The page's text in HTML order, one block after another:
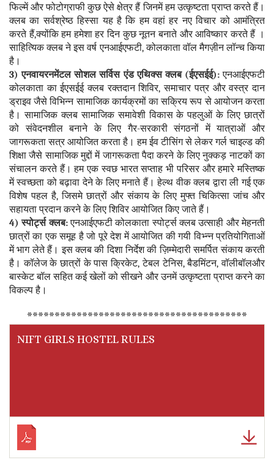
फिल्में और फोटोग्राफी कुछ ऐसे क्षेत्र हैं जिनमें हम उत्कृष्टता प्राप्त करते हैं।
क्लब का सर्वश्रेष्ठ हिस्सा यह है कि हम वहां हर नए विचार को आमंत्रित
करते हैं,क्योंकि हम हमेशा हर दिन कुछ नूतन बनाते और आविष्कार करते हैं ।
साहित्यिक क्लब ने इस वर्ष एनआईएफटी, कोलकाता वॉल मैगज़ीन लॉन्च किया
है।
3) एनवायरनमेंटल सोशल सर्विस एंड एथिक्स क्लब (ईएसईई):एनआईएफटी
कोलकाता का ईएसईई क्लब रक्तदान शिविर, समाचार पत्र और वस्त्र दान
ड्राइव जैसे विभिन्न सामाजिक कार्यक्रमों का सक्रिय रूप से आयोजन करता
है। सामाजिक क्लब सामाजिक समावेशी विकास के पहलुओं के लिए छात्रों
को संवेदनशील बनाने के लिए गैर-सरकारी संगठनों में यात्राओं और
जागरूकता सत्र आयोजित करता है। हम ईव टीसिंग से लेकर गर्ल चाइल्ड की
शिक्षा जैसे सामाजिक मुद्दों में जागरूकता पैदा करने के लिए नुक्कड़ नाटकों का
संचालन करते हैं। हम एक स्वछ भारत सप्ताह भी परिसर और हमारे मस्तिष्क
में स्वच्छता को बढ़ावा देने के लिए मनाते हैं। हेल्थ वीक क्लब द्वारा ली गई एक
विशेष पहल है, जिसमे छात्रों और संकाय के लिए मुफ्त चिकित्सा जांच और
सहायता प्रदान करने के लिए शिविर आयोजित किए जाते हैं।
4) स्पोर्ट्स क्लब:एनआईएफटी कोलकाता स्पोर्ट्स क्लब उत्साही और मेहनती
छात्रों का एक समूह है जो पूरे देश में आयोजित की गयी विभ्न्न प्रतियोगिताओं
में भाग लेते हैं। इस क्लब की दिशा निर्देश की ज़िम्मेदारी समर्पित संकाय करती
है। कॉलेज के छात्रों के पास क्रिकेट, टेबल टेनिस, बैडमिंटन, वॉलीबॉलऔर
बास्केट बॉल सहित कई खेलों को सीखने और उनमें उत्कृष्टता प्राप्त करने का
विकल्प है।
****************************************
NIFT GIRLS HOSTEL RULES